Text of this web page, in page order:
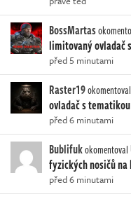
BossMartas
limitovaný ovladač
před 5 minutami
Raster19okomentoval
ovladač s
před 6 minutami
Bublifukokomentoval
fyzických nosičů
před 6 minutami